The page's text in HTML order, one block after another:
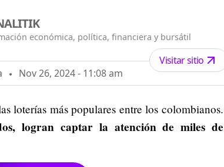
económica, política, financiera y bursátil
Nov 26, 2024 - 11:08 am
Visitar sitio
loterías más populares entre los colombianos.
logran captar la atención de miles de